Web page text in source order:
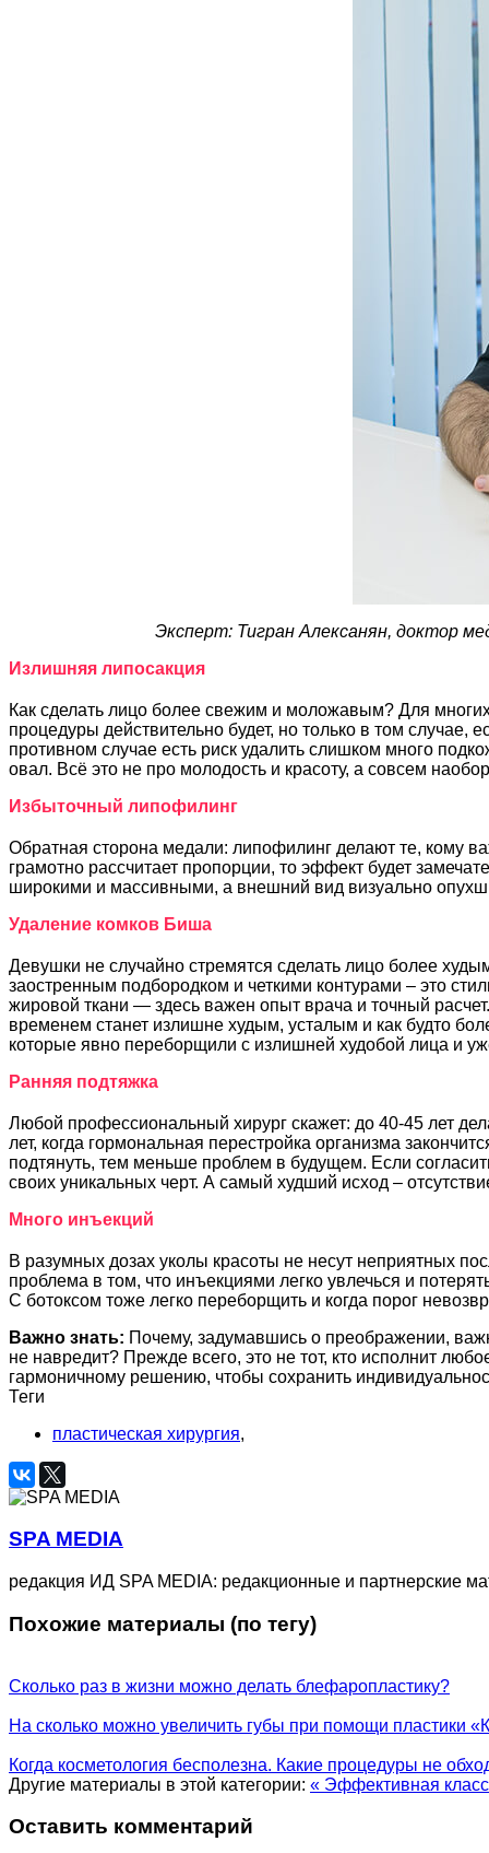
Эксперт: Тигран Алексанян, доктор
Излишняя липосакция
Как сделать лицо более свежим и моложавым? Для
процедуры действительно будет, но только в том
противном случае есть риск удалить слишком много
овал. Всё это не про молодость и красоту, а совсем
Избыточный липофилинг
Обратная сторона медали: липофилинг делают те, кому
грамотно рассчитает пропорции, то эффект будет
широкими и массивными, а внешний вид визуально
Удаление комков Биша
Девушки не случайно стремятся сделать лицо более
заостренным подбородком и четкими контурами – это
жировой ткани — здесь важен опыт врача и точный
временем станет излишне худым, усталым и как будто
которые явно переборщили с излишней худобой лица и
Ранняя подтяжка
Любой профессиональный хирург скажет: до 40-45 лет
лет, когда гормональная перестройка организма
подтянуть, тем меньше проблем в будущем. Если
своих уникальных черт. А самый худший исход –
Много инъекций
В разумных дозах уколы красоты не несут неприятных
проблема в том, что инъекциями легко увлечься и
С ботоксом тоже легко переборщить и когда порог
Важно знать: Почему, задумавшись о преображении,
не навредит? Прежде всего, это не тот, кто исполнит
гармоничному решению, чтобы сохранить
Теги
пластическая хирургия,
SPA MEDIA
редакция ИД SPA MEDIA: редакционные и партнерские
Похожие материалы (по тегу)
Сколько раз в жизни можно делать блефаропластику?
На сколько можно увеличить губы при помощи пластики
Когда косметология бесполезна. Какие процедуры не
Другие материалы в этой категории: « Эффективная
Оставить комментарий